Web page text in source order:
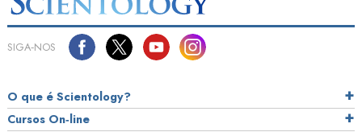
SIGA‑NOS
O que é Scientology?
Cursos On‑line